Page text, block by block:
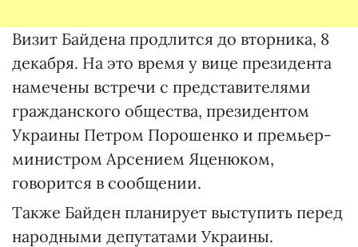
Визит Байдена продлится до вторника, 8
декабря. На это время у вице президента
намечены встречи с представителями
гражданского общества, президентом
Украины Петром Порошенко и премьер-
министром Арсением Яценюком,
говорится в сообщении.
Также Байден планирует выступить перед
народными депутатами Украины.